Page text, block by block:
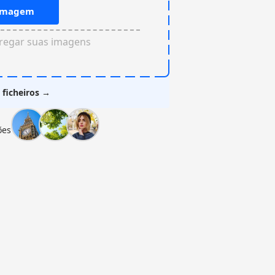
suas imagens
ficheiros →